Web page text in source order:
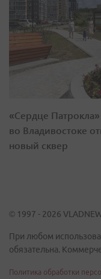
«Сердце Патрокла»
во Владивостоке
новый сквер
© 1997 - 2026
При любом
обязательна.
Политика обработки